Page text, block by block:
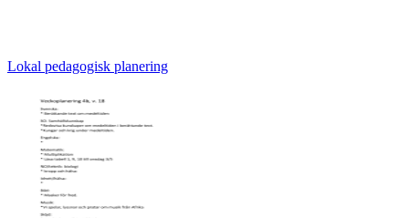
Lokal pedagogisk planering